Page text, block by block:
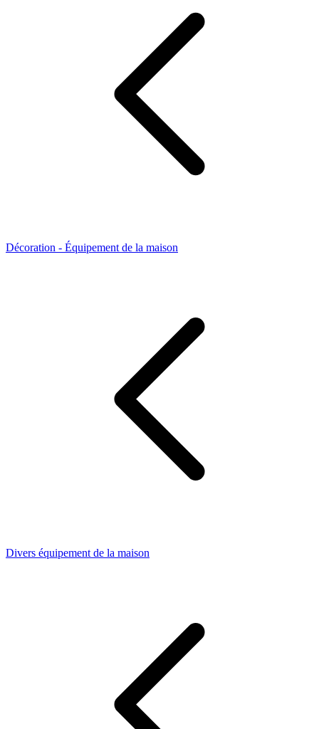
Décoration - Équipement de la maison
Divers équipement de la maison